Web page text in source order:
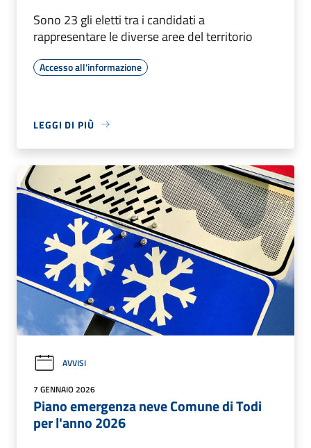
Sono 23 gli eletti tra i candidati a
rappresentare le diverse aree del territorio
Accesso all'informazione
LEGGI DI PIÙ
AVVISI
7 GENNAIO 2026
Piano emergenza neve Comune di Todi
per l'anno 2026